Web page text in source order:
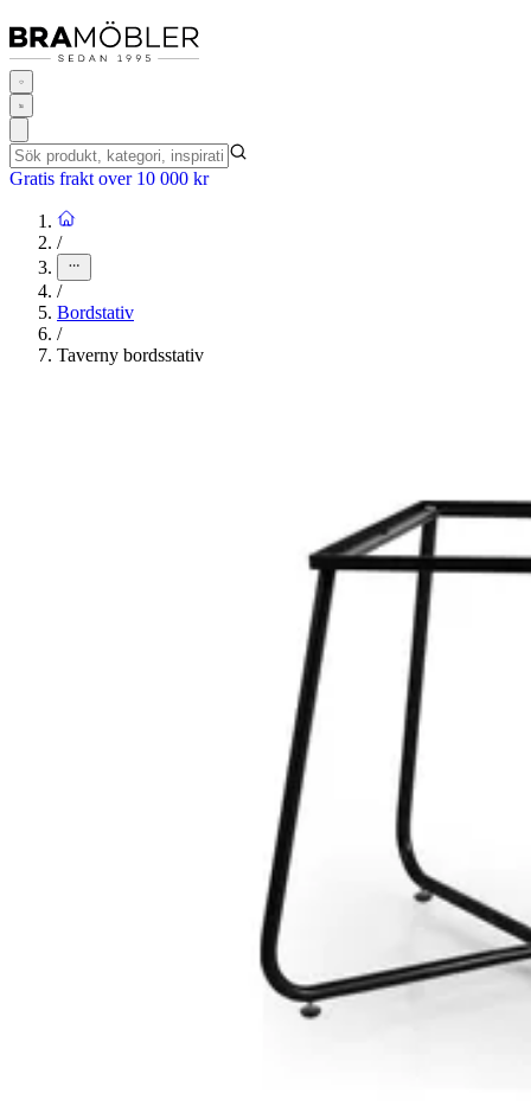
Gratis frakt over 10 000 kr
/
/
Bordstativ
/
Taverny bordsstativ